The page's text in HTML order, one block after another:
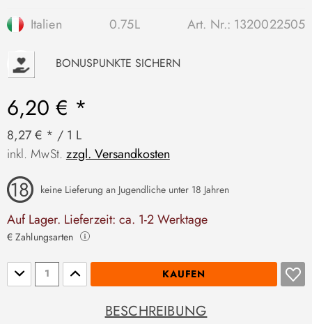
Italien
0.75L Art. Nr.: 1320022505
P BONUSPUNKTE SICHERN
6,20 € *
8,27 € * / 1 L
inkl. MwSt. zzgl. Versandkosten
keine Lieferung an Jugendliche unter 18 Jahren
Auf Lager. Lieferzeit: ca. 1-2 Werktage
€ Zahlungsarten
Stückzahl KAUFEN
BESCHREIBUNG